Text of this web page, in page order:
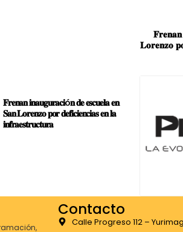
𝐅𝐫𝐞𝐧𝐚𝐧 𝐢𝐧𝐚𝐮𝐠𝐮𝐫𝐚𝐜𝐢ó𝐧 𝐝𝐞 𝐞𝐬𝐜𝐮𝐞𝐥𝐚 𝐞𝐧
𝐒𝐚𝐧 𝐋𝐨𝐫𝐞𝐧𝐳𝐨 𝐩𝐨𝐫 𝐝𝐞𝐟𝐢𝐜𝐢𝐞𝐧𝐜𝐢𝐚𝐬 𝐞𝐧 𝐥𝐚
𝐢𝐧𝐟𝐫𝐚𝐞𝐬𝐭𝐫𝐮𝐜𝐭𝐮𝐫𝐚
𝐅𝐫𝐞𝐧𝐚𝐧
𝐋𝐨𝐫𝐞𝐧𝐳𝐨
Contacto
Calle Progreso 112 –